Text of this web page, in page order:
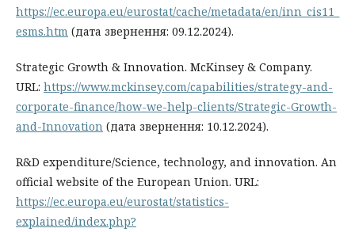
https://ec.europa.eu/eurostat/cache/metadata/en/inn_cis11_
esms.htm (дата звернення: 09.12.2024).
Strategic Growth & Innovation. McKinsey & Company.
URL: https://www.mckinsey.com/capabilities/strategy-and-
corporate-finance/how-we-help-clients/Strategic-Growth-
and-Innovation (дата звернення: 10.12.2024).
R&D expenditure/Science, technology, and innovation. An
official website of the European Union. URL:
https://ec.europa.eu/eurostat/statistics-
explained/index.php?